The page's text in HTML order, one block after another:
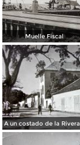
Muelle Fiscal